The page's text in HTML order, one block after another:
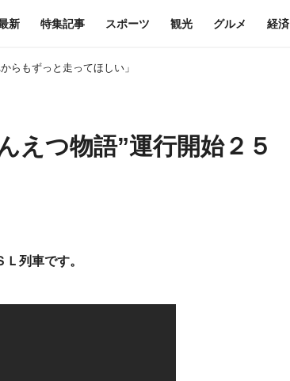
新 特集記事 スポーツ 観光 グルメ 経済
らもずっと走ってほしい」
えつ物語”運行開始２５
列車です。